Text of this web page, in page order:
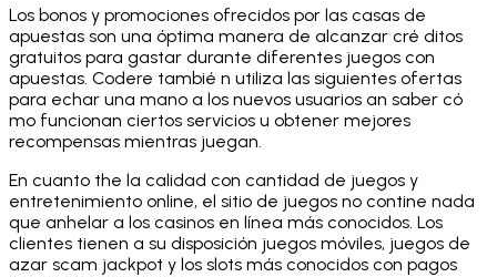
Los bonos y promociones ofrecidos por las casas de
apuestas son una óptima manera de alcanzar cré ditos
gratuitos para gastar durante diferentes juegos con
apuestas. Codere tambié n utiliza las siguientes ofertas
para echar una mano a los nuevos usuarios an saber có
mo funcionan ciertos servicios u obtener mejores
recompensas mientras juegan.
En cuanto the la calidad con cantidad de juegos y
entretenimiento online, el sitio de juegos no contine nada
que anhelar a los casinos en línea más conocidos. Los
clientes tienen a su disposición juegos móviles, juegos de
azar scam jackpot y los slots más conocidos con pagos